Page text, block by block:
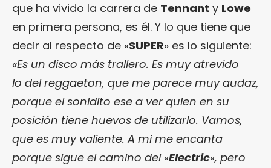
que ha vivido la carrera de Tennant y Lowe
en primera persona, es él. Y lo que tiene que
decir al respecto de «SUPER» es lo siguiente:
«Es un disco más trallero. Es muy atrevido
lo del reggaeton, que me parece muy audaz,
porque el sonidito ese a ver quien en su
posición tiene huevos de utilizarlo. Vamos,
que es muy valiente. A mi me encanta
porque sigue el camino del «Electric«, pero